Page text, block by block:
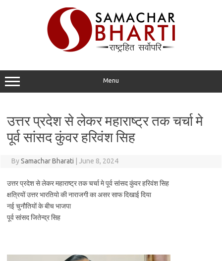
Menu
उत्तर प्रदेश से लेकर महाराष्ट्र तक चर्चा मे
पूर्व सांसद कुंवर हरिवंश सिह
BySamachar Bharati June 8, 2024
उत्तर प्रदेश से लेकर महाराष्ट्र तक चर्चा मे पूर्व सांसद कुंवर हरिवंश सिह
क्षत्रियों उत्तर भारतियो की नाराजगी का असर साफ दिखाई दिया
नई चुनौतियों के बीच भाजपा
पूर्व सांसद जितेन्द्र सिह